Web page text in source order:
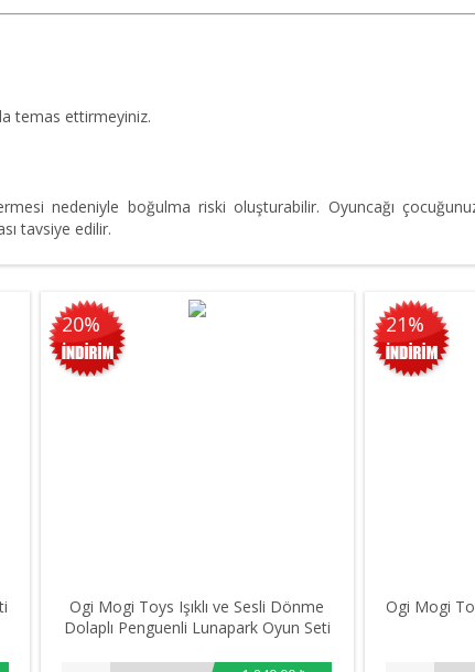
temas ettirmeyiniz.
nedeniyle boğulma riski oluşturabilir. Oyuncağı
tavsiye edilir.
20%
Ogi Mogi Toys Işıklı ve Sesli Dönme
Dolaplı Penguenli Lunapark Oyun Seti
21%
Ogi Mogi